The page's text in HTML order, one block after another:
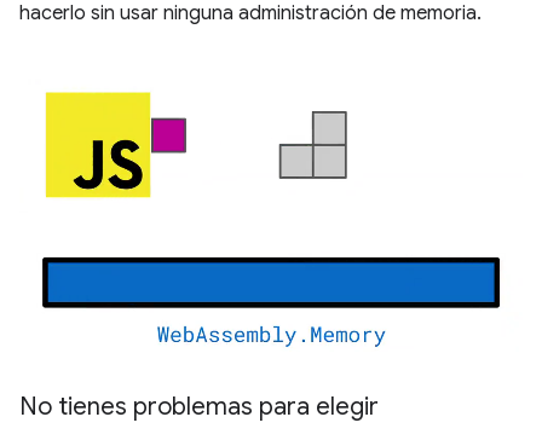
hacerlo sin usar ninguna administración de memoria.
No tienes problemas para elegir